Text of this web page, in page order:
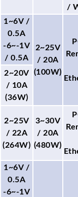
/
1~6V /
0.5A
-6~-1V
/ 0.5A
2~25V
/ 20A
(100W)
2~20V
/ 10A
(36W)
2~25V
/ 22A
(264W)
3~30V
/ 20A
(480W)
1~6V /
0.5A
-6~-1V